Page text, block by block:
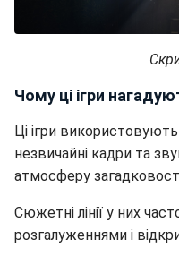
Чому ці ігри
Ці ігри
незвичайні кадри та
атмосферу
Сюжетні лінії у них
розгалуженнями і